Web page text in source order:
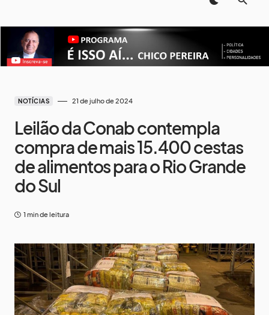
NOTÍCIAS 21 de julho de 2024
Leilão da Conab contempla
compra de mais 15.400 cestas
de alimentos para o Rio Grande
do Sul
1 min de leitura